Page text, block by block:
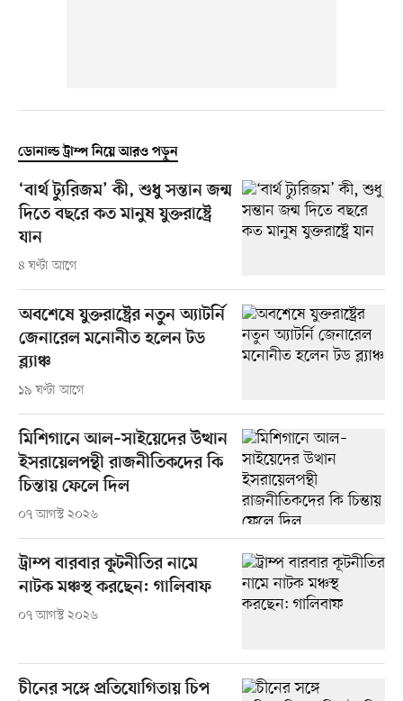
ডোনাল্ড ট্রাম্প নিয়ে আরও পড়ুন
‘বার্থ ট্যুরিজম’ কী, শুধু সন্তান জন্ম
দিতে বছরে কত মানুষ যুক্তরাষ্ট্রে
যান
৪ ঘণ্টা আগে
অবশেষে যুক্তরাষ্ট্রের নতুন অ্যাটর্নি
জেনারেল মনোনীত হলেন টড
ব্ল্যাঞ্চ
১৯ ঘণ্টা আগে
মিশিগানে আল–সাইয়েদের উত্থান
ইসরায়েলপন্থী রাজনীতিকদের কি
চিন্তায় ফেলে দিল
০৭ আগস্ট ২০২৬
ট্রাম্প বারবার কূটনীতির নামে
নাটক মঞ্চস্থ করছেন: গালিবাফ
০৭ আগস্ট ২০২৬
চীনের সঙ্গে প্রতিযোগিতায় চিপ